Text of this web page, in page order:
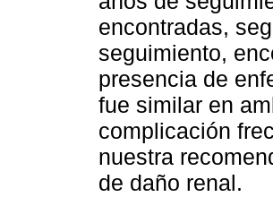
encontradas,
seguimiento,
presencia de
fue similar en
complicación
nuestra
de daño renal.